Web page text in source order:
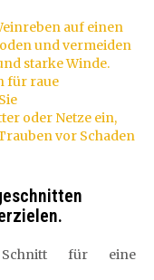
auf einen
und vermeiden
starke Winde.
für raue
oder Netze ein,
vor Schaden
Schnitt für eine